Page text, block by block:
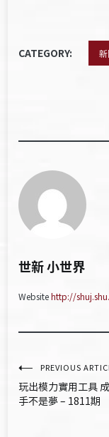
CATEGORY:
世新 小世界
Websitehttp://
文
章
PREVIOUS
玩出模力實用工具
手不是夢 – 1811期